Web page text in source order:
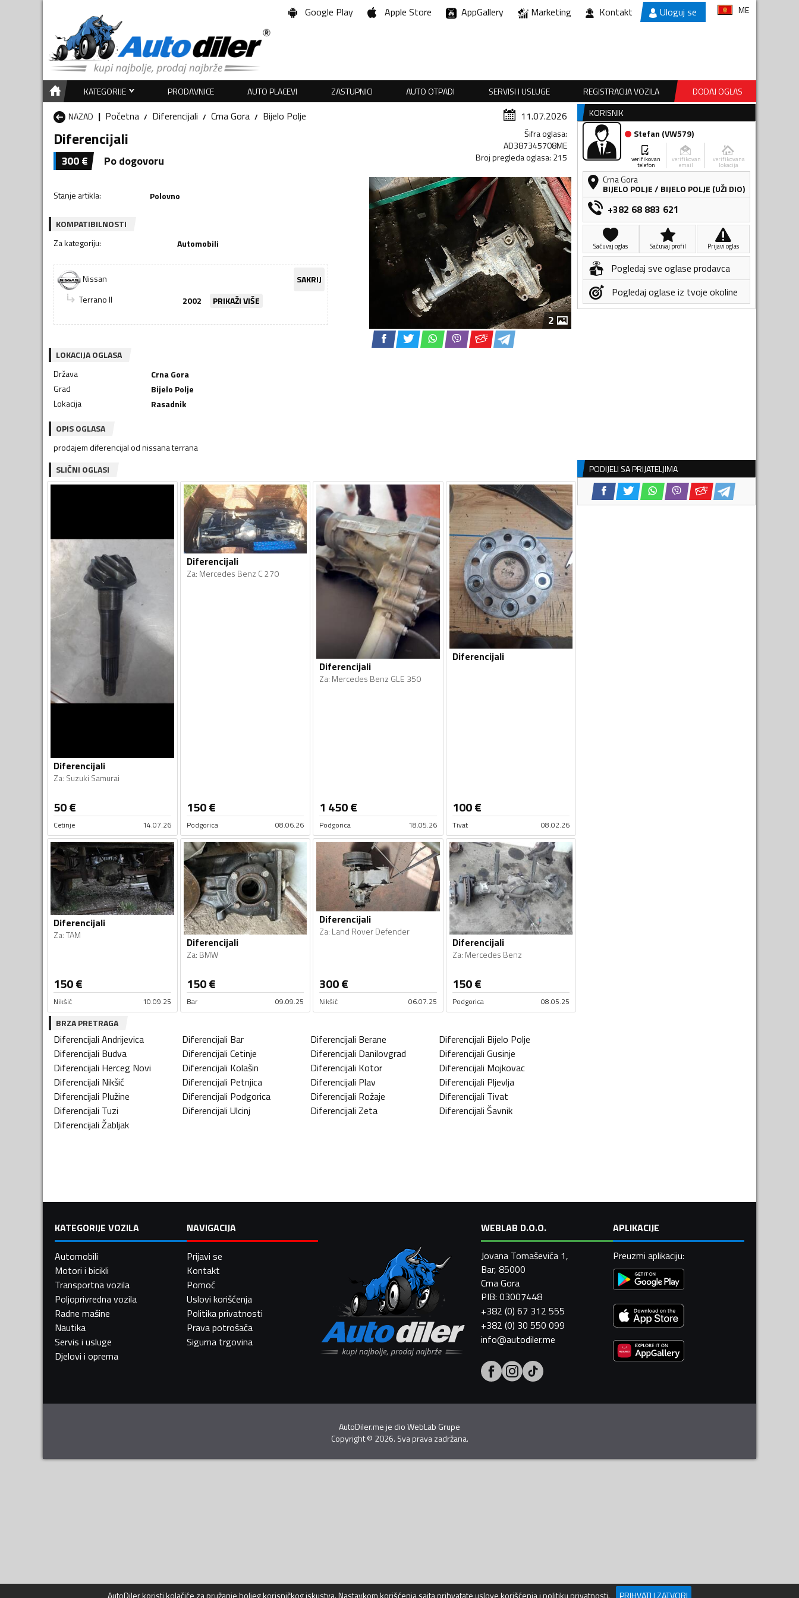
Google Play Apple Store AppGallery Marketing Kontakt Uloguj se ME
KATEGORIJE PRODAVNICE AUTO PLACEVI ZASTUPNICI AUTO OTPADI SERVISI I USLUGE REGISTRACIJA VOZILA
DODAJ OGLAS
NAZAD
Početna Diferencijali Crna Gora Bijelo Polje 11.07.2026
Diferencijali
300€ Po dogovoru
Šifra oglasa:
AD387345708ME
Broj pregleda oglasa: 215
Stanje artikla: Polovno
KOMPATIBILNOSTI
Za kategoriju: Automobili
Nissan
SAKRIJ
Terrano II
2002 PRIKAŽI VIŠE
2
LOKACIJA OGLASA
Država
Crna Gora
Grad
Bijelo Polje
Lokacija
Rasadnik
OPIS OGLASA
prodajem diferencijal od nissana terrana
SLIČNI OGLASI
Diferencijali
Za: Suzuki Samurai
50€
Cetinje 14.07.26
Diferencijali
Za: Mercedes Benz C 270
150€
Podgorica 08.06.26
Diferencijali
Za: Mercedes Benz GLE 350
1 450€
Podgorica 18.05.26
Diferencijali
100€
Tivat 08.02.26
Diferencijali
Za:TAM
150€
Nikšić 10.09.25
Diferencijali
Za: BMW
150€
Bar 09.09.25
Diferencijali
Za: Land Rover Defender
300€
Nikšić 06.07.25
Diferencijali
Za: Mercedes Benz
150€
Podgorica 08.05.25
BRZA PRETRAGA
Diferencijali Andrijevica Diferencijali Bar Diferencijali Berane Diferencijali Bijelo Polje
Diferencijali Budva Diferencijali Cetinje Diferencijali Danilovgrad Diferencijali Gusinje
Diferencijali Herceg Novi Diferencijali Kolašin Diferencijali Kotor Diferencijali Mojkovac
Diferencijali Nikšić Diferencijali Petnjica Diferencijali Plav Diferencijali Pljevlja
Diferencijali Plužine Diferencijali Podgorica Diferencijali Rožaje Diferencijali Tivat
Diferencijali Tuzi Diferencijali Ulcinj Diferencijali Zeta Diferencijali Šavnik
Diferencijali Žabljak
KORISNIK
Stefan (VW579)
verifikovan
telefon
verifikovan
email
verifikovana
lokacija
Crna Gora
BIJELO POLJE/ BIJELO POLJE (UŽI DIO)
+382 68 883 621
Sačuvaj oglas Sačuvaj profil Prijavi oglas
Pogledaj sve oglase prodavca
Pogledaj oglase iz tvoje okoline
PODIJELI SA PRIJATELJIMA
KATEGORIJE VOZILA
Automobili
Motori i bicikli
Transportna vozila
Poljoprivredna vozila
Radne mašine
Nautika
Servis i usluge
Djelovi i oprema
NAVIGACIJA
Prijavi se
Kontakt
Pomoć
Uslovi korišćenja
Politika privatnosti
Prava potrošača
Sigurna trgovina
WEBLAB D.O.O.
Jovana Tomaševića 1,
Bar, 85000
Crna Gora
PIB: 03007448
+382 (0) 67 312 555
+382 (0) 30 550 099
info@autodiler.me
APLIKACIJE
Preuzmi aplikaciju:
AutoDiler.me je dioWebLab Grupe
Copyright© 2026. Sva prava zadržana.
AutoDilerkoristi kolačiće za pružanje boljeg korisničkog iskustva. Nastavkom korišćenja sajta prihvatateuslove korišćenjaipolitiku privatnosti. PRIHVATI I ZATVORI